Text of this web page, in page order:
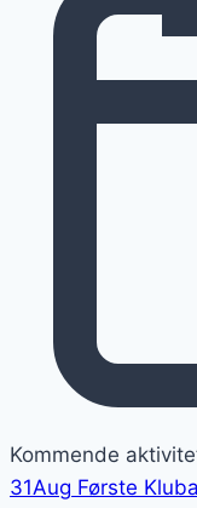
Kommende
31Aug Første